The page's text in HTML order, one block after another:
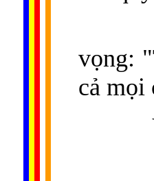
vọng:
cả mọi